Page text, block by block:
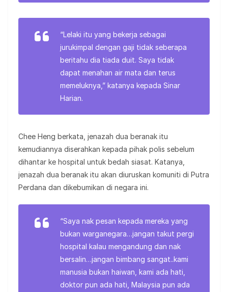
“Lelaki itu yang bekerja sebagai
jurukimpal dengan gaji tidak seberapa
beritahu dia tiada duit. Saya tidak
dapat menahan air mata dan terus
memeluknya,” katanya kepada Sinar
Harian.
Chee Heng berkata, jenazah dua beranak itu
kemudiannya diserahkan kepada pihak polis sebelum
dihantar ke hospital untuk bedah siasat. Katanya,
jenazah dua beranak itu akan diuruskan komuniti di Putra
Perdana dan dikebumikan di negara ini.
“Saya nak pesan kepada mereka yang
bukan warganegara…jangan takut pergi
hospital kalau mengandung dan nak
bersalin…jangan bimbang sangat..kami
manusia bukan haiwan, kami ada hati,
doktor pun ada hati, Malaysia pun ada